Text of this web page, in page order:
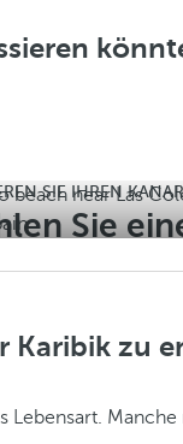
SIE IHREN
Sie
zu
Karibik zu
Manche